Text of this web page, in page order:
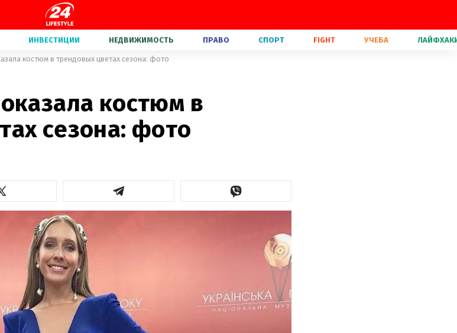
ИНВЕСТИЦИИ НЕДВИЖИМОСТЬ ПРАВО СПОРТ FIGHT УЧЕБА
костюм в трендовых цветах сезона: фото
костюм в
сезона: фото